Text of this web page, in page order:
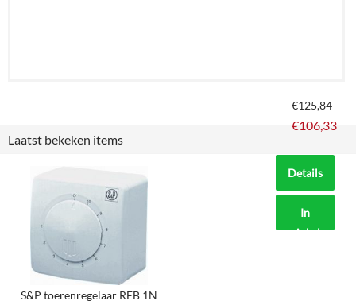
€125,84
€106,33
Details
In
winkelmand
Laatst bekeken items
S&P toerenregelaar REB 1N